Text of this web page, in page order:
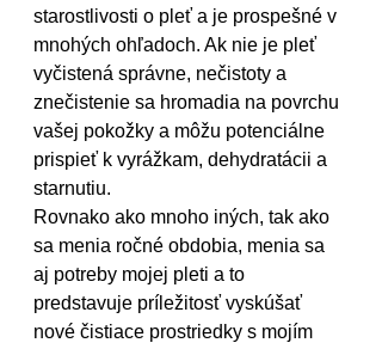
starostlivosti o pleť a je prospešné v
mnohých ohľadoch. Ak nie je pleť
vyčistená správne, nečistoty a
znečistenie sa hromadia na povrchu
vašej pokožky a môžu potenciálne
prispieť k vyrážkam, dehydratácii a
starnutiu.
Rovnako ako mnoho iných, tak ako
sa menia ročné obdobia, menia sa
aj potreby mojej pleti a to
predstavuje príležitosť vyskúšať
nové čistiace prostriedky s mojím